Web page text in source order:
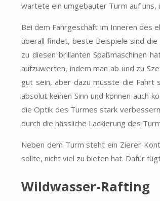
wartete ein umgebauter Turm auf uns,
Bei dem Fahrgeschäft im Inneren des
überall findet, beste Beispiele sind die
zu diesen brillanten Spaßmaschinen
aufzuwerten, indem man ab und zu
gut sein, aber dazu müsste die Fahrt
absolut keinen Sinn und können auch
die Optik des Turmes stark
durch die hässliche Lackierung des
Neben dem Turm steht ein Zierer
sollte, nicht viel zu bieten hat. Dafür
Wildwasser-Rafting